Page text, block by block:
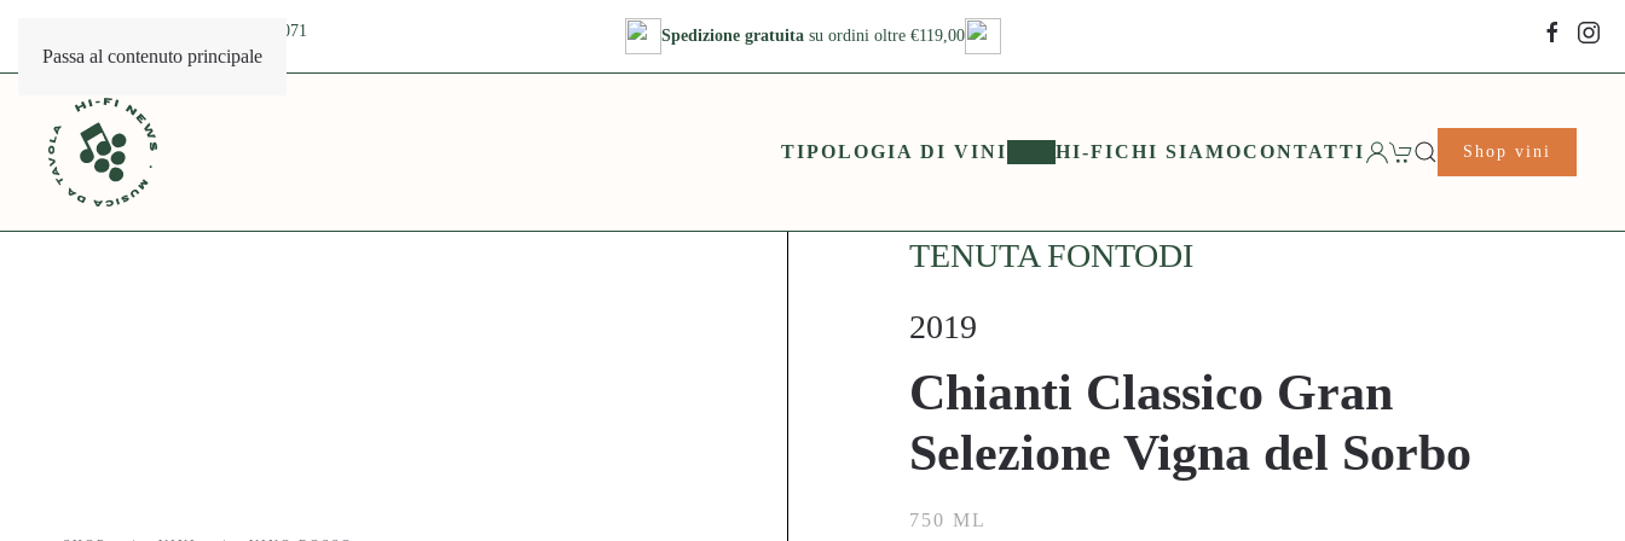
Passa al contenuto principale
+39 0521 503071 Spedizione gratuitasu ordini oltre €119,00
TIPOLOGIA DI VINI HI-FICHI SIAMOCONTATTI Shop vini
TENUTA FONTODI
2019
Chianti Classico Gran
Selezione Vigna del Sorbo
750 ML